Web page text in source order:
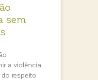
sem
a violência
respeito